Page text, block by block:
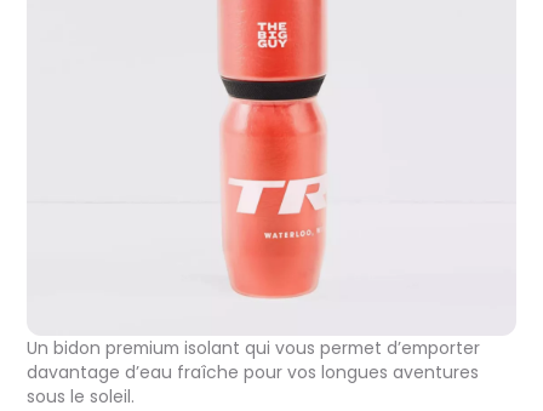
Un bidon premium isolant qui vous permet d’emporter
davantage d’eau fraîche pour vos longues aventures
sous le soleil.